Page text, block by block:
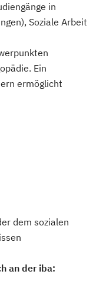
in
Soziale Arbeit
Ein
ermöglicht
dem sozialen
an der iba: